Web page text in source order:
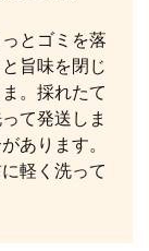
とゴミを落
旨味を閉じ
。採れたて
て発送しま
あります。
軽く洗って